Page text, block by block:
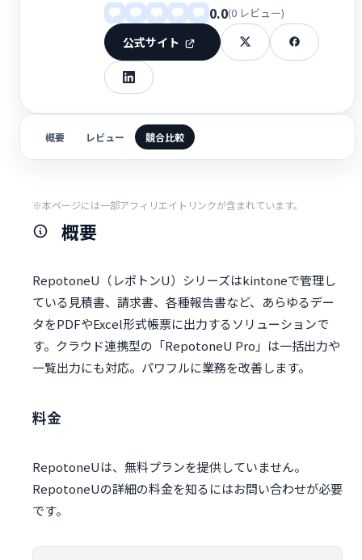
0.0(0 レビュー)
公式サイト
概要 レビュー 競合比較
※本ページには一部アフィリエイトリンクが含まれています。
概要
RepotoneU（レポトンU）シリーズはkintoneで管理し
ている見積書、請求書、各種報告書など、あらゆるデー
タをPDFやExcel形式帳票に出力するソリューションで
す。クラウド連携型の「RepotoneU Pro」は一括出力や
一覧出力にも対応。パワフルに業務を改善します。
料金
RepotoneUは、無料プランを提供していません。
RepotoneUの詳細の料金を知るにはお問い合わせが必要
です。